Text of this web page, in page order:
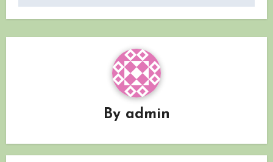
By admin